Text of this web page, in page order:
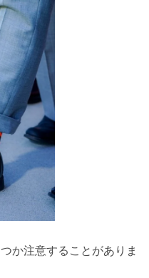
か注意することがありま